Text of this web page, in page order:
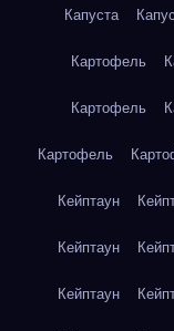
Капуста
Картофель
Картофель
Картофель
Кейптаун
Кейптаун
Кейптаун